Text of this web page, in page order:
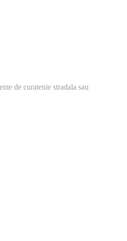
de curatenie stradala sau